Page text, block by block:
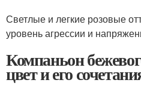
Светлые и легкие розовые
уровень агрессии и
Компаньон
цвет и его